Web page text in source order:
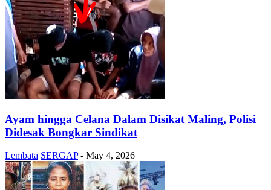
Ayam hingga Celana Dalam Disikat Maling, Polisi
Didesak Bongkar Sindikat
Lembata SERGAP - May 4, 2026